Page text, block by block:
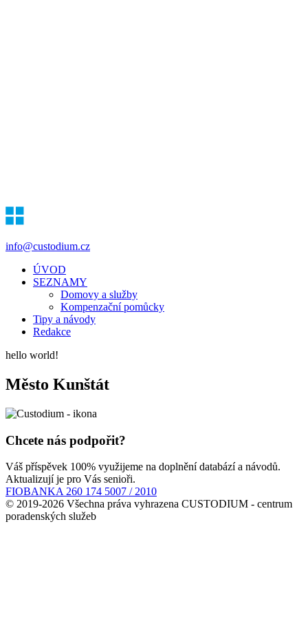
info@custodium.cz
ÚVOD
SEZNAMY
Domovy a služby
Kompenzační pomůcky
Tipy a návody
Redakce
hello world!
Město Kunštát
Chcete nás podpořit?
Váš příspěvek 100% využijeme na doplnění databází a návodů.
Aktualizují je pro Vás senioři.
FIOBANKA 260 174 5007 / 2010
© 2019-2026 Všechna práva vyhrazena CUSTODIUM - centrum
poradenských služeb